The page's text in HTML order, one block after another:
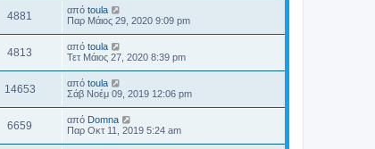
4881 από toula
Παρ Μάιος 29, 2020 9:09 pm
4813 από toula
Τετ Μάιος 27, 2020 8:39 pm
14653 από toula
Σάβ Νοέμ 09, 2019 12:06 pm
6659 από Domna
Παρ Οκτ 11, 2019 5:24 am